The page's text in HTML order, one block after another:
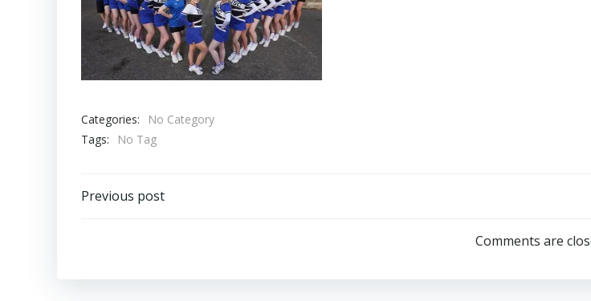
Categories:
No Category
Tags:
No Tag
Post
Previous post
Comments are